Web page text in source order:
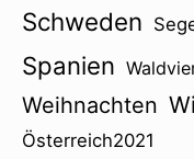
Schweden
Spanien
Weihnachten
Österreich2021